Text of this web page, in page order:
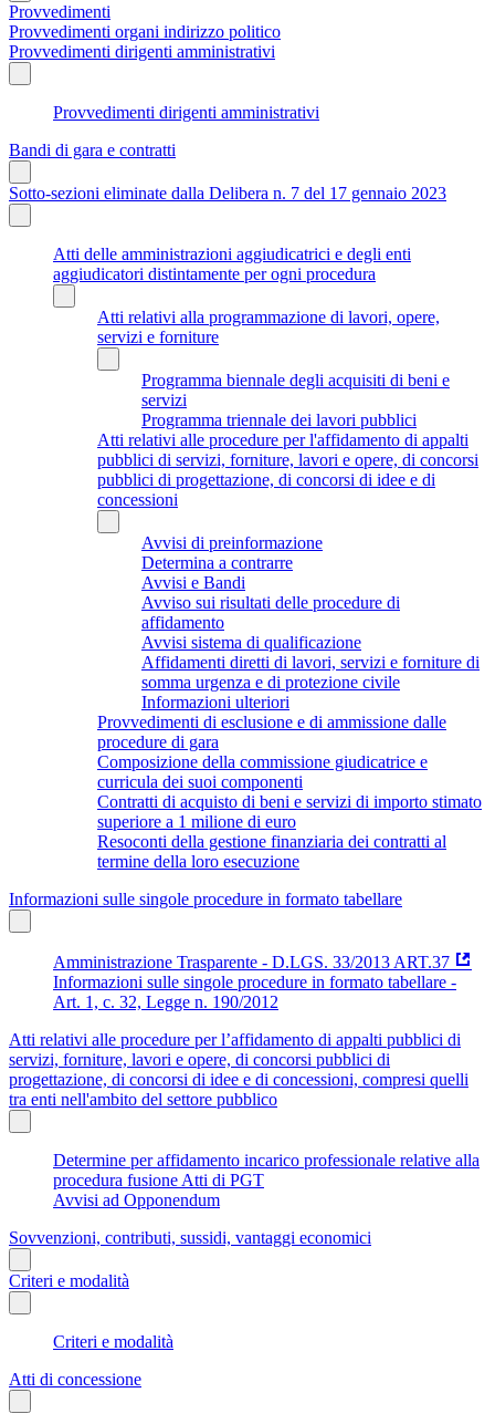
Provvedimenti
Provvedimenti organi indirizzo politico
Provvedimenti dirigenti amministrativi
Provvedimenti dirigenti amministrativi
Bandi di gara e contratti
Sotto-sezioni eliminate dalla Delibera n. 7 del 17 gennaio 2023
Atti delle amministrazioni aggiudicatrici e degli enti
aggiudicatori distintamente per ogni procedura
Atti relativi alla programmazione di lavori, opere,
servizi e forniture
Programma biennale degli acquisiti di beni e
servizi
Programma triennale dei lavori pubblici
Atti relativi alle procedure per l'affidamento di appalti
pubblici di servizi, forniture, lavori e opere, di concorsi
pubblici di progettazione, di concorsi di idee e di
concessioni
Avvisi di preinformazione
Determina a contrarre
Avvisi e Bandi
Avviso sui risultati delle procedure di
affidamento
Avvisi sistema di qualificazione
Affidamenti diretti di lavori, servizi e forniture di
somma urgenza e di protezione civile
Informazioni ulteriori
Provvedimenti di esclusione e di ammissione dalle
procedure di gara
Composizione della commissione giudicatrice e
curricula dei suoi componenti
Contratti di acquisto di beni e servizi di importo stimato
superiore a 1 milione di euro
Resoconti della gestione finanziaria dei contratti al
termine della loro esecuzione
Informazioni sulle singole procedure in formato tabellare
Amministrazione Trasparente - D.LGS. 33/2013 ART.37
Informazioni sulle singole procedure in formato tabellare -
Art. 1, c. 32, Legge n. 190/2012
Atti relativi alle procedure per l’affidamento di appalti pubblici di
servizi, forniture, lavori e opere, di concorsi pubblici di
progettazione, di concorsi di idee e di concessioni, compresi quelli
tra enti nell'ambito del settore pubblico
Determine per affidamento incarico professionale relative alla
procedura fusione Atti di PGT
Avvisi ad Opponendum
Sovvenzioni, contributi, sussidi, vantaggi economici
Criteri e modalità
Criteri e modalità
Atti di concessione